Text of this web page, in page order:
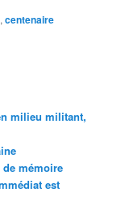
,centenaire
milieu militant,
de mémoire
est